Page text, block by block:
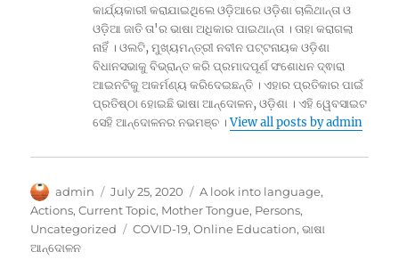
କାର୍ଯ୍ୟକାରୀ କରାଯାଇଥିଲେ ଓଡ଼ିଆରେ ଓଡ଼ିଶା ଚାଲିଥାନ୍ତା ଓ
ଓଡ଼ିଆ ଜାତି ତା'ର ଭାଷା ଅଧିକାର ପାଇଥାନ୍ତା । ତାହା କରାଗଲା
ନାହିଁ । ଓଲଟି, ମୁଖ୍ୟମନ୍ତ୍ରୀ ନବୀନ ପଟ୍ଟନାୟକ ଓଡ଼ିଶା
ବିଧାନସଭାକୁ ବିଭ୍ରାନ୍ତ କରି ପ୍ରମାଦପୂର୍ଣ ସଂଶୋଧନ ଦ୍ଵାରା
ଆଇନଟିକୁ ଅକର୍ମଣ୍ୟ କରିଦେଇଛନ୍ତି । ଏହାର ପ୍ରତିକାର ପାଇଁ
ପ୍ରତିଷ୍ଠା ହୋଇଛି ଭାଷା ଆନ୍ଦୋଳନ, ଓଡ଼ିଶା । ଏହି ୱେବସାଇଟ
ସେହି ଆନ୍ଦୋଳନର ନଭମଞ୍ଚ ।View all posts by admin
Author
admin
Posted
on
July 25, 2020 Categories
A look into language,
Actions,Current Topic, Mother Tongue, Persons,
Uncategorized
Tags
COVID-19,Online Education,ଭାଷା
ଆନ୍ଦୋଳନ